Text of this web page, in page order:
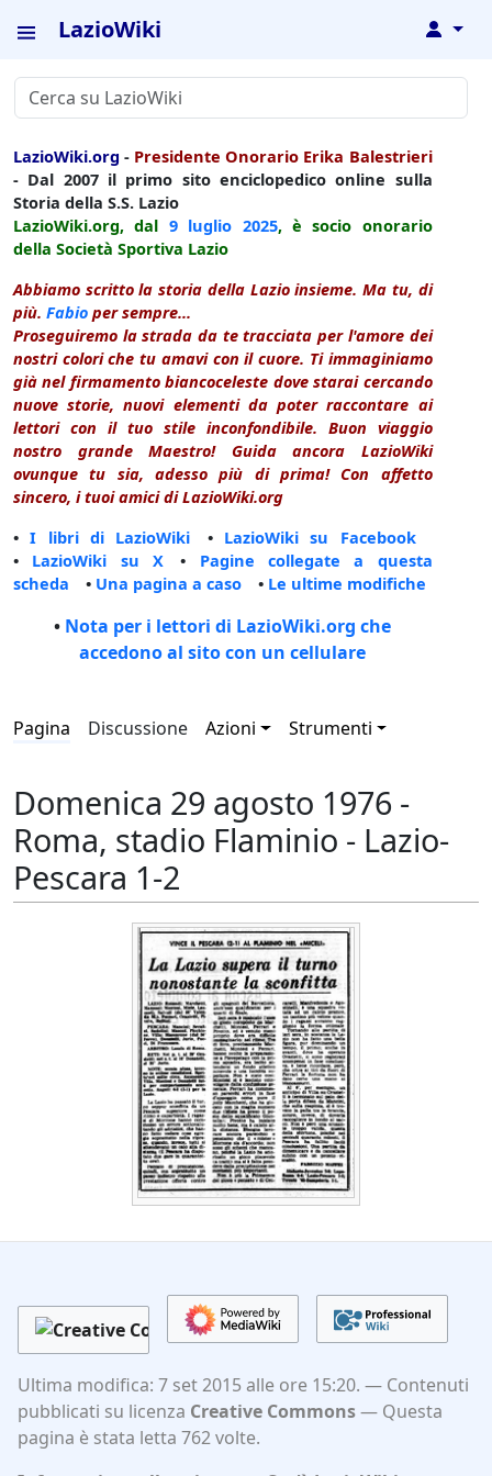
LazioWiki ↓
LazioWiki.org - Presidente Onorario Erika Balestrieri
- Dal 2007 il primo sito enciclopedico online sulla
Storia della S.S. Lazio
LazioWiki.org, dal 9 luglio 2025, è socio onorario
della Società Sportiva Lazio
Abbiamo scritto la storia della Lazio insieme. Ma tu, di
più. Fabio per sempre...
Proseguiremo la strada da te tracciata per l'amore dei
nostri colori che tu amavi con il cuore. Ti immaginiamo
già nel firmamento biancoceleste dove starai cercando
nuove storie, nuovi elementi da poter raccontare ai
lettori con il tuo stile inconfondibile. Buon viaggio
nostro grande Maestro! Guida ancora LazioWiki
ovunque tu sia, adesso più di prima! Con affetto
sincero, i tuoi amici di LazioWiki.org
•I libri di LazioWiki • LazioWiki su Facebook
• LazioWiki su X • Pagine collegate a questa
scheda • Una pagina a caso • Le ultime modifiche
• Nota per i lettori di LazioWiki.org che
accedono al sito con un cellulare
Pagina Discussione Azioni Strumenti
Domenica 29 agosto 1976 -
Roma, stadio Flaminio - Lazio-
Pescara 1-2
Ultima modifica: 7 set 2015 alle ore 15:20.
Contenuti
pubblicati su licenza Creative Commons
Questa
pagina è stata letta 762 volte.